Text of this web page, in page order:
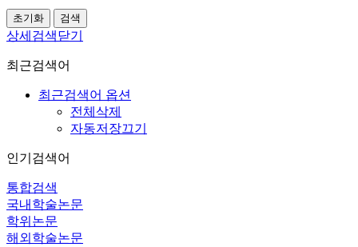
상세검색닫기
최근검색어
최근검색어 옵션
전체삭제
자동저장끄기
인기검색어
통합검색
국내학술논문
학위논문
해외학술논문